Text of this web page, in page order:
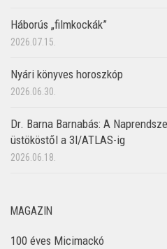
Háborús „filmkockák”
2026.07.15.
Nyári könyves horoszkóp
2026.06.30.
Dr. Barna Barnabás: A
üstököstől a 3I/ATLAS-ig
2026.06.18.
MAGAZIN
100 éves Micimackó